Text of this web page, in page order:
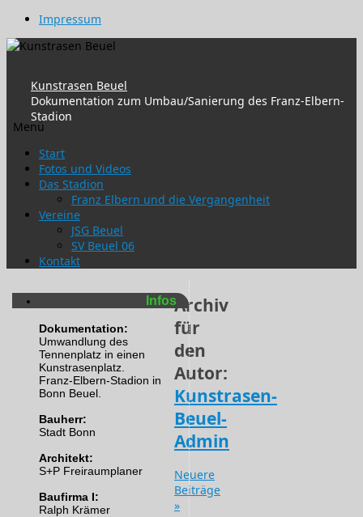
Impressum
Kunstrasen Beuel
Dokumentation zum Umbau/Sanierung des Franz-Elbern-
Stadion
Menü
Zum
Inhalt
springen
Start
Fotos und Videos
Das Stadion
Franz Elbern und die Vergangenheit
Vereine
JSG Beuel
SV Beuel 06
Kontakt
Archiv
für
den
Autor:
Kunstrasen-
Beuel-
Admin
Neuere
Beiträge
»
Infos
Dokumentation:
Umwandlung des
Tennenplatz in einen
Kunstrasenplatz.
Franz-Elbern-Stadion in
Bonn Beuel.
Bauherr:
Stadt Bonn
Architekt:
S+P Freiraumplaner
Baufirma I:
Ralph Krämer